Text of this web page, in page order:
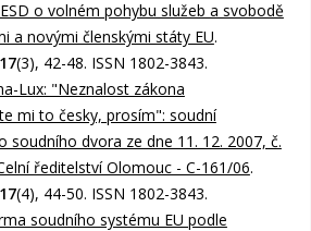
o volném pohybu služeb a svobodě
a novými členskými státy EU.
17(3), 42-48. ISSN 1802-3843.
Lux: "Neznalost zákona
mi to česky, prosím": soudní
soudního dvora ze dne 11. 12. 2007, č.
ředitelství Olomouc - C-161/06.
17(4), 44-50. ISSN 1802-3843.
soudního systému EU podle